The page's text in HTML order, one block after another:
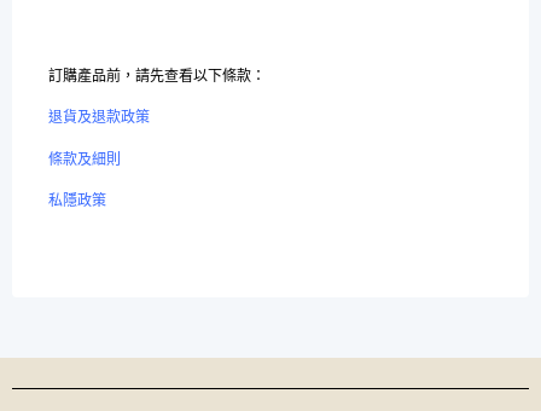
訂購產品前，請先查看以下條款：
退貨及退款政策
條款及細則
私隱政策